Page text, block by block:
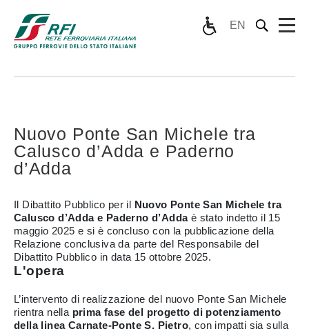
EN
Nuovo Ponte San Michele tra
Calusco d’Adda e Paderno
d’Adda
Il Dibattito Pubblico per il Nuovo Ponte San Michele tra
Calusco d’Adda e Paderno d’Addaè stato indetto il 15
maggio 2025 e si è concluso con la pubblicazione della
Relazione conclusiva da parte del Responsabile del
Dibattito Pubblico in data 15 ottobre 2025.
L'opera
L’intervento di realizzazione del nuovo Ponte San Michele
rientra nella prima fase del progetto di potenziamento
della linea Carnate-Ponte S. Pietro, con impatti sia sulla